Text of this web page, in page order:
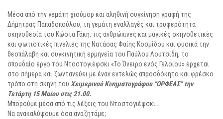
Μέσα από την γεμάτη χιούμορ και αληθινή συγκίνηση γραφή της
Δήμητρας Παπαδοπούλου, τη γεμάτη εναλλαγές και τρυφερότητα
σκηνοθεσία του Κώστα Γάκη, τις ανθρώπινες και μαγικές σκηνοθετικές
και φωτιστικές πινελιές της Νατάσας Φαίης Κοσμίδου και φυσικά την
θεοπάλαβη και συγκινητική ερμηνεία του Παύλου Λουτσίδη, το
σπουδαίο έργο του Ντοστογιέφσκι «Το Όνειρο ενός Γελοίου» έρχεται
στο σήμερα και ζωντανεύει με έναν εντελώς απροσδόκητο και φρέσκο
τρόπο στη σκηνή του Χειμερινού Κινηματογράφου “ΟΡΦΕΑΣ” την
Τετάρτη 15 Μαίου στις 21.00.
Μπορούμε μέσα από τις λέξεις του Ντοστογιέφσκι…
Να ανακαλύψουμε όσα αναζητάμε;